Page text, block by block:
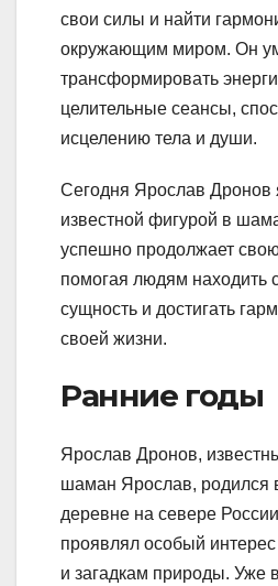
свои силы и найти
окружающим миром. Он
трансформировать
целительные сеансы,
исцелению тела и души.
Сегодня Ярослав Дронов
известной фигурой в
успешно продолжает
помогая людям находить
сущность и достигать
своей жизни.
Ранние годы
Ярослав Дронов,
шаман Ярослав, родился
деревне на севере
проявлял особый
и загадкам природы. Уже